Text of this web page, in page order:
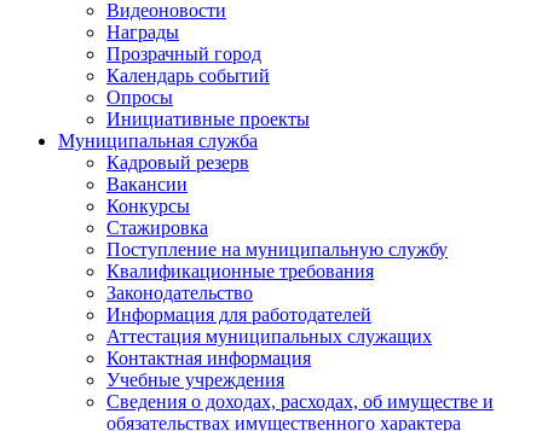
Видеоновости
Награды
Прозрачный город
Календарь событий
Опросы
Инициативные проекты
Муниципальная служба
Кадровый резерв
Вакансии
Конкурсы
Стажировка
Поступление на муниципальную службу
Квалификационные требования
Законодательство
Информация для работодателей
Аттестация муниципальных служащих
Контактная информация
Учебные учреждения
Сведения о доходах, расходах, об имуществе и
обязательствах имущественного характера